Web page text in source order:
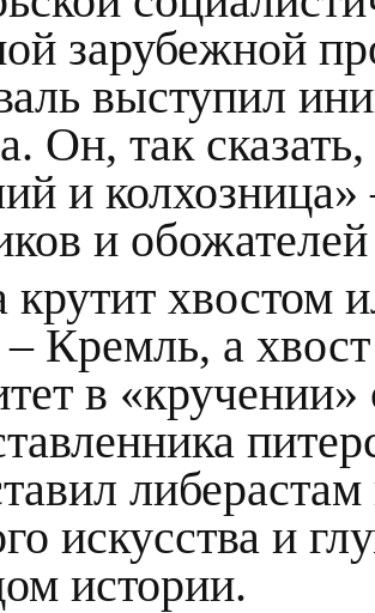
зарубежной
выступил
Он, так
и
и
крутит хвостом
– Кремль, а
в
искусства и
истории.